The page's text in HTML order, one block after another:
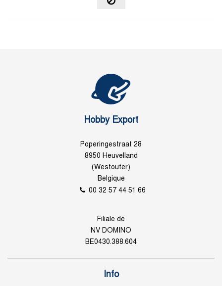
Hobby Export
Poperingestraat 28
8950 Heuvelland
(Westouter)
Belgique
00 32 57 44 51 66
Filiale de
NV DOMINO
BE0430.388.604
Info